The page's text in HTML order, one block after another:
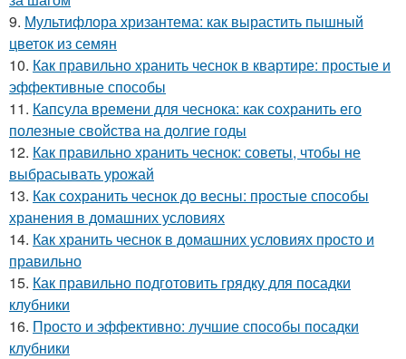
9. Мультифлора хризантема: как вырастить пышный
цветок из семян
10. Как правильно хранить чеснок в квартире: простые и
эффективные способы
11. Капсула времени для чеснока: как сохранить его
полезные свойства на долгие годы
12. Как правильно хранить чеснок: советы, чтобы не
выбрасывать урожай
13. Как сохранить чеснок до весны: простые способы
хранения в домашних условиях
14. Как хранить чеснок в домашних условиях просто и
правильно
15. Как правильно подготовить грядку для посадки
клубники
16. Просто и эффективно: лучшие способы посадки
клубники